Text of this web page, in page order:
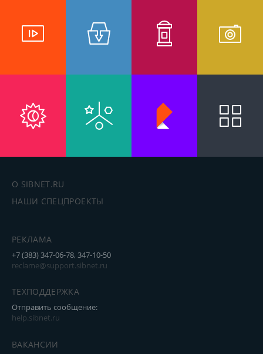
О SIBNET.RU
НАШИ СПЕЦПРОЕКТЫ
РЕКЛАМА
+7 (383) 347-06-78, 347-10-50
reclame@support.sibnet.ru
ТЕХПОДДЕРЖКА
Отправить сообщение:
help.sibnet.ru
ВАКАНСИИ